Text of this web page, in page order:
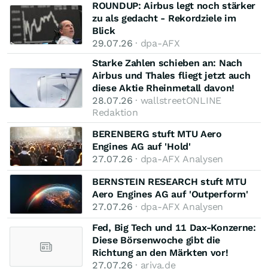
ROUNDUP: Airbus legt noch stärker
zu als gedacht - Rekordziele im
Blick
29.07.26 · dpa-AFX
Starke Zahlen schieben an: Nach
Airbus und Thales fliegt jetzt auch
diese Aktie Rheinmetall davon!
28.07.26 · wallstreetONLINE
Redaktion
BERENBERG stuft MTU Aero
Engines AG auf 'Hold'
27.07.26 · dpa-AFX Analysen
BERNSTEIN RESEARCH stuft MTU
Aero Engines AG auf 'Outperform'
27.07.26 · dpa-AFX Analysen
Fed, Big Tech und 11 Dax-Konzerne:
Diese Börsenwoche gibt die
Richtung an den Märkten vor!
27.07.26 · ariva.de